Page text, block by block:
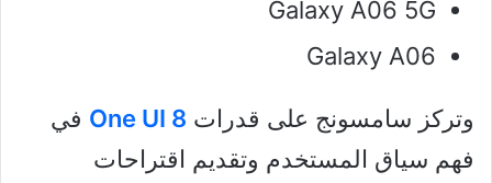
Galaxy A06 5G
Galaxy A06
وتركز سامسونج على قدرات One UI 8 في
فهم سياق المستخدم وتقديم اقتراحات